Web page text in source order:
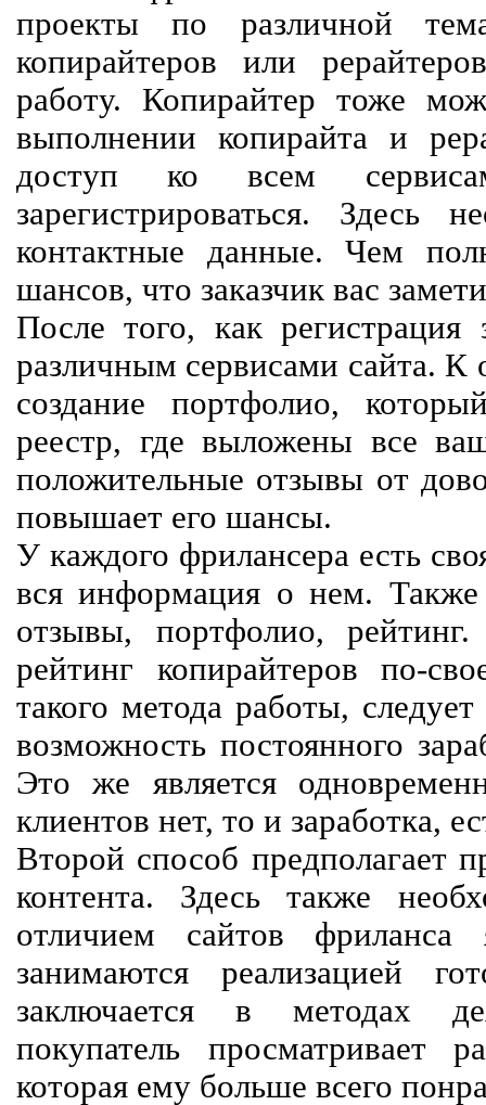
проекты по различной
копирайтеров или
работу. Копирайтер тоже
выполнении копирайта и
доступ ко всем
зарегистрироваться. Здесь
контактные данные. Чем
шансов, что заказчик вас
После того, как регистрация
различным сервисами сайта. К
создание портфолио,
реестр, где выложены все
положительные отзывы от
повышает его шансы.
У каждого фрилансера есть
вся информация о нем. Также
отзывы, портфолио,
рейтинг копирайтеров по-
такого метода работы,
возможность постоянного
Это же является
клиентов нет, то и заработка,
Второй способ предполагает
контента. Здесь также
отличием сайтов
занимаются реализацией
заключается в методах
покупатель просматривает
которая ему больше всего